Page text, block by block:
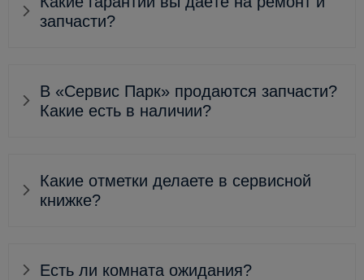
запчасти?
В «Сервис Парк» продаются запчасти?
Какие есть в наличии?
Какие отметки делаете в сервисной
книжке?
Есть ли комната ожидания?